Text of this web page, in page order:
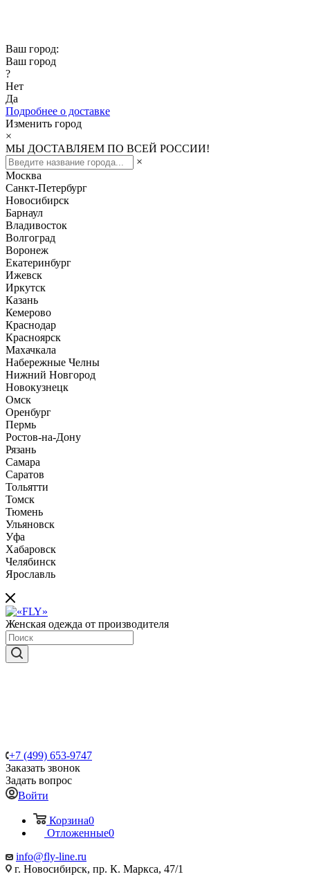
Ваш город:
Ваш город
?
Нет
Да
Подробнее о доставке
Изменить город
×
МЫ ДОСТАВЛЯЕМ ПО ВСЕЙ РОССИИ!
×
Москва
Санкт-Петербург
Новосибирск
Барнаул
Владивосток
Волгоград
Воронеж
Екатеринбург
Ижевск
Иркутск
Казань
Кемерово
Краснодар
Красноярск
Махачкала
Набережные Челны
Нижний Новгород
Новокузнецк
Омск
Оренбург
Пермь
Ростов-на-Дону
Рязань
Самара
Саратов
Тольятти
Томск
Тюмень
Ульяновск
Уфа
Хабаровск
Челябинск
Ярославль
Женская одежда от производителя
+7 (499) 653-9747
Заказать звонок
Задать вопрос
Войти
Корзина0
Отложенные0
info@fly-line.ru
г. Новосибирск, пр. К. Маркса, 47/1